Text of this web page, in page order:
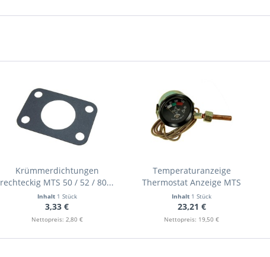
Krümmerdichtungen
rechteckig MTS 50 / 52 / 80...
Inhalt 1 Stück
3,33 €
Nettopreis: 2,80 €
Temperaturanzeige
Thermostat Anzeige MTS
Belarus
Inhalt 1 Stück
23,21 €
Nettopreis: 19,50 €